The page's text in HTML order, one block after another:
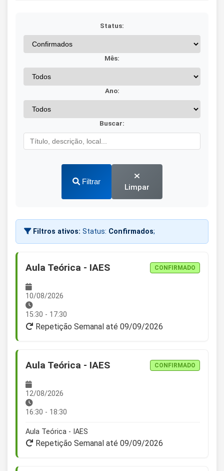
Status:
Mês:
Ano:
Buscar:
Filtrar
Limpar
Filtros ativos: Status: Confirmados;
Aula Teórica - IAES CONFIRMADO
10/08/2026
15:30 - 17:30
Repetição Semanal até 09/09/2026
Aula Teórica - IAES CONFIRMADO
12/08/2026
16:30 - 18:30
Aula Teórica - IAES
Repetição Semanal até 09/09/2026